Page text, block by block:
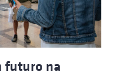
futuro na